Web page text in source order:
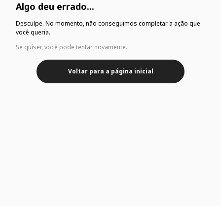
Algo deu errado...
Desculpe. No momento, não conseguimos completar a ação que
você queria.
Se quiser, você pode tentar novamente.
Voltar para a página inicial